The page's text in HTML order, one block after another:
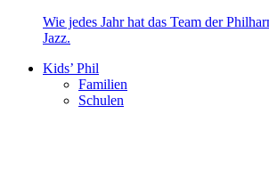
Wie jedes Jahr hat das Team der
Jazz.
Kids’ Phil
Familien
Schulen